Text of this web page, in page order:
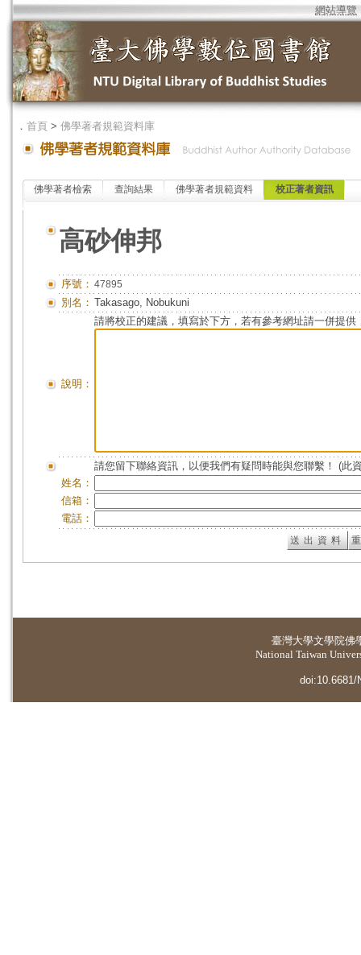
網站導覽
． 首頁 > 佛學著者規範資料庫
佛學著者檢索 查詢結果 佛學著者規範資料 校正著者資訊
高砂伸邦
序號： 47895
別名： Takasago, Nobukuni
說明：
請將校正的建議，填寫於下方，若有參考網址請一併提供
請您留下聯絡資訊，以便我們有疑問時能與您聯繫！ (此
姓名：
信箱：
電話：
臺灣大學文學院佛
National Taiwan
doi:10.6681/